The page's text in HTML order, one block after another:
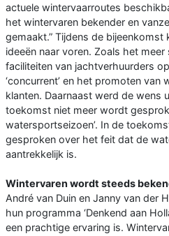
actuele wintervaarroutes
het wintervaren bekender en
gemaakt.” Tijdens de bijeenkomst
ideeën naar voren. Zoals het
faciliteiten van jachtverhuurders
‘concurrent’ en het promoten van
klanten. Daarnaast werd de wens
toekomst niet meer wordt
watersportseizoen’. In de
gesproken over het feit dat de
aantrekkelijk is.
Wintervaren wordt steeds
André van Duin en Janny van der
hun programma ‘Denkend aan
een prachtige ervaring is.